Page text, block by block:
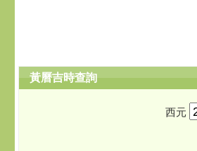
黃曆吉時查詢
西元